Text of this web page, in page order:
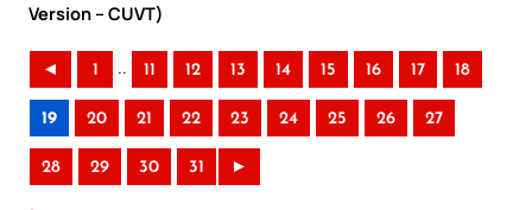
Version – CUVT)
◄ 1 .. 11 12 13 14 15 16 17 18
19 20 21 22 23 24 25 26 27
28 29 30 31 ►